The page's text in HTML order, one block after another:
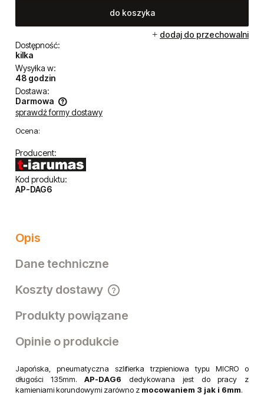
do koszyka
dodaj do przechowalni
Dostępność:
kilka
Wysyłka w:
48 godzin
Dostawa:
Darmowa
Cena nie zawiera ewentualnych kosztów płatności
sprawdź formy dostawy
Ocena:
Producent:
Kod produktu:
AP-DAG6
Opis
Dane techniczne
Koszty dostawy
Cena nie zawiera ewentualnych kosztów płatności
Produkty powiązane
Opinie o produkcie
Japońska, pneumatyczna szlifierka trzpieniowa typu MICRO o
długości 135mm.AP-DAG6 dedykowana jest do pracy z
kamieniami korundowymi zarówno z mocowaniem 3 jak i 6mm.